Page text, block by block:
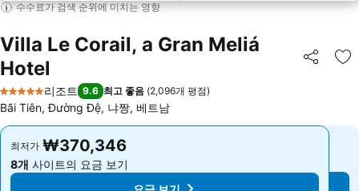
수수료가 검색 순위에 미치는 영향
Villa Le Corail, a Gran Meliá
Hotel
공유 즐
5 성급
리조트 9.6 최고 좋음 (2,096개 평점)
Bãi Tiên, Đường Đệ, 냐짱, 베트남
최저가 ₩370,346
8개 사이트의 요금 보기
요금 보기
최저가 ₩370,346
8개 사이트의 요금 보기